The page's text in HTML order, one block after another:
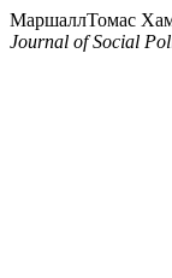
МаршаллТомас
Journal of Social